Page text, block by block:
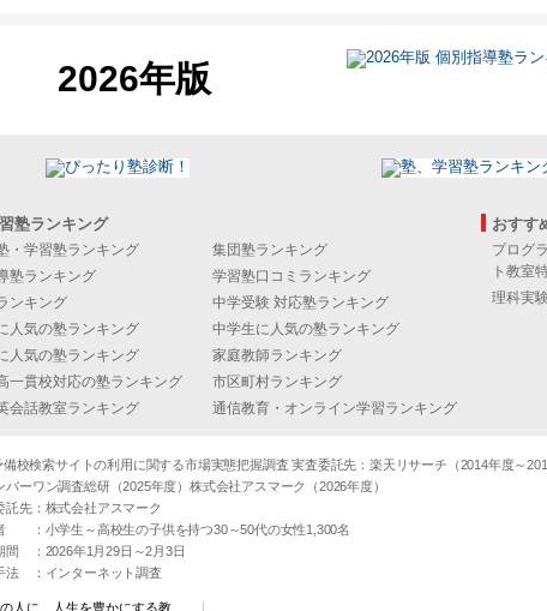
2026年版
塾ランキング
・学習塾ランキング
集団塾ランキング
塾ランキング
学習塾口コミランキング
ンキング
中学受験 対応塾ランキング
人気の塾ランキング
中学生に人気の塾ランキング
人気の塾ランキング
家庭教師ランキング
一貫校対応の塾ランキング
市区町村ランキング
会話教室ランキング
通信教育・オンライン学習ランキング
おすす
プログ
ト教室
理科実
校検索サイトの利用に関する市場実態把握調査 実査委託先：楽天リサーチ（2014年度～
バーワン調査総研（2025年度）株式会社アスマーク（2026年度）
託先：株式会社アスマーク
：小学生～高校生の子供を持つ30～50代の女性1,300名
間 ：2026年1月29日～2月3日
法 ：インターネット調査